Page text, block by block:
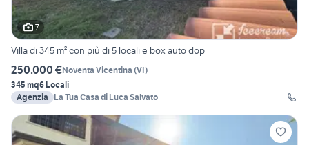
7
Villa di 345 m² con più di 5 locali e box auto dop
250.000 €Noventa Vicentina (VI)
345 mq6 Locali
Agenzia
La Tua Casa di Luca Salvato